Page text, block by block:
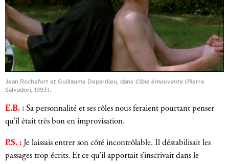
Jean Rochefort et Guillaume Depardieu, dans Cible émouvante (Pierre
Salvadori, 1993).
E.B. : Sa personnalité et ses rôles nous feraient pourtant penser
qu’il était très bon en improvisation.
P.S. : Je laissais entrer son côté incontrôlable. Il déstabilisait les
passages trop écrits. Et ce qu’il apportait s’inscrivait dans le